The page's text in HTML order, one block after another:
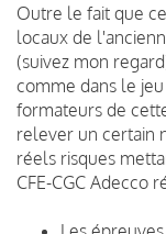
Outre le fait que
locaux de
(suivez mon
comme dans le
formateurs de
relever un certain
réels risques
CFE-CGC Adecco